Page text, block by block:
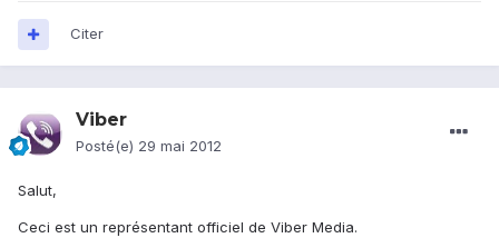
Citer
Viber
Posté(e) 29 mai 2012
Salut,
Ceci est un représentant officiel de Viber Media.